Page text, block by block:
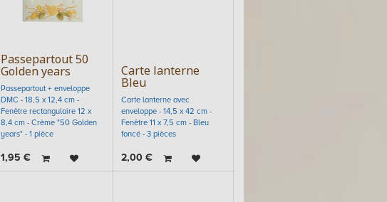
Passepartout 50
Golden years
Passepartout + enveloppe
DMC - 18,5 x 12,4 cm -
Fenêtre rectangulaire 12 x
8,4 cm - Crème "50 Golden
years" - 1 pièce
1,95 €
Carte lanterne
Bleu
Carte lanterne avec
enveloppe - 14,5 x 42 cm -
Fenêtre 11 x 7,5 cm - Bleu
foncé - 3 pièces
2,00€